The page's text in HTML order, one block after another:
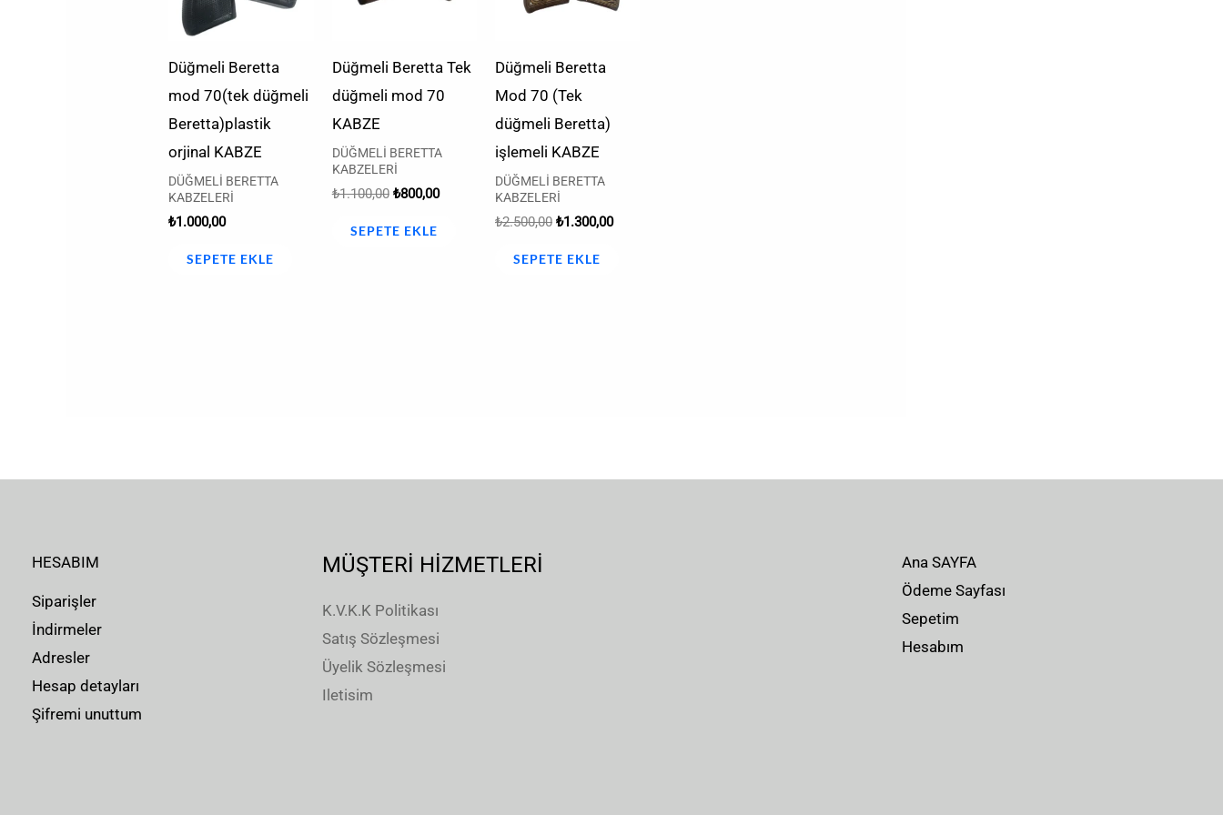
Düğmeli Beretta
mod 70(tek düğmeli
Beretta)plastik
orjinal KABZE
DÜĞMELİ BERETTA
KABZELERİ
₺1.000,00
SEPETE EKLE
Düğmeli Beretta Tek
düğmeli mod 70
KABZE
DÜĞMELİ BERETTA
KABZELERİ
₺1.100,00 ₺800,00
SEPETE EKLE
Düğmeli Beretta
Mod 70 (Tek
düğmeli Beretta)
işlemeli KABZE
DÜĞMELİ BERETTA
KABZELERİ
₺2.500,00 ₺1.300,00
SEPETE EKLE
HESABIM
Siparişler
İndirmeler
Adresler
Hesap detayları
Şifremi unuttum
MÜŞTERİ HİZMETLERİ
K.V.K.K Politikası
Satış Sözleşmesi
Üyelik Sözleşmesi
Iletisim
Ana SAYFA
Ödeme Sayfası
Sepetim
Hesabım